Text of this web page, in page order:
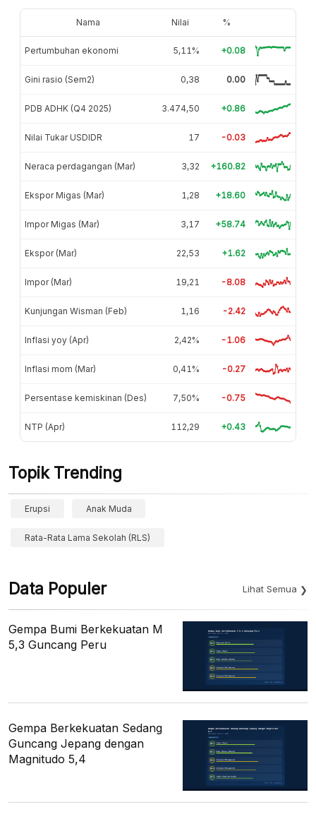
Nama Nilai %
Pertumbuhan ekonomi 5,11% +0.08
Gini rasio (Sem2) 0,38 0.00
PDB ADHK (Q4 2025) 3.474,50 +0.86
Nilai Tukar USDIDR 17 -0.03
Neraca perdagangan (Mar) 3,32 +160.82
Ekspor Migas (Mar) 1,28 +18.60
Impor Migas (Mar) 3,17 +58.74
Ekspor (Mar) 22,53 +1.62
Impor (Mar) 19,21 -8.08
Kunjungan Wisman (Feb) 1,16 -2.42
Inflasi yoy (Apr) 2,42% -1.06
Inflasi mom (Mar) 0,41% -0.27
Persentase kemiskinan (Des) 7,50% -0.75
NTP (Apr) 112,29 +0.43
Topik Trending
Erupsi Anak Muda
Rata-Rata Lama Sekolah (RLS)
Data Populer Lihat Semua
Gempa Bumi Berkekuatan M
5,3 Guncang Peru
Gempa Berkekuatan Sedang
Guncang Jepang dengan
Magnitudo 5,4